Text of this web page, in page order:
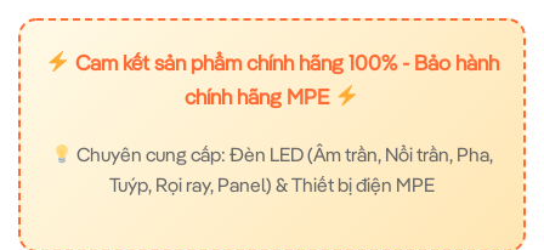
Cam kết sản phẩm chính hãng 100% - Bảo hành
chính hãng MPE
Chuyên cung cấp: Đèn LED (Âm trần, Nổi trần, Pha,
Tuýp, Rọi ray, Panel) & Thiết bị điện MPE